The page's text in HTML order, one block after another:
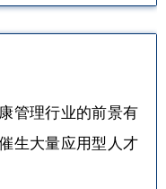
管理行业的前景有
生大量应用型人才